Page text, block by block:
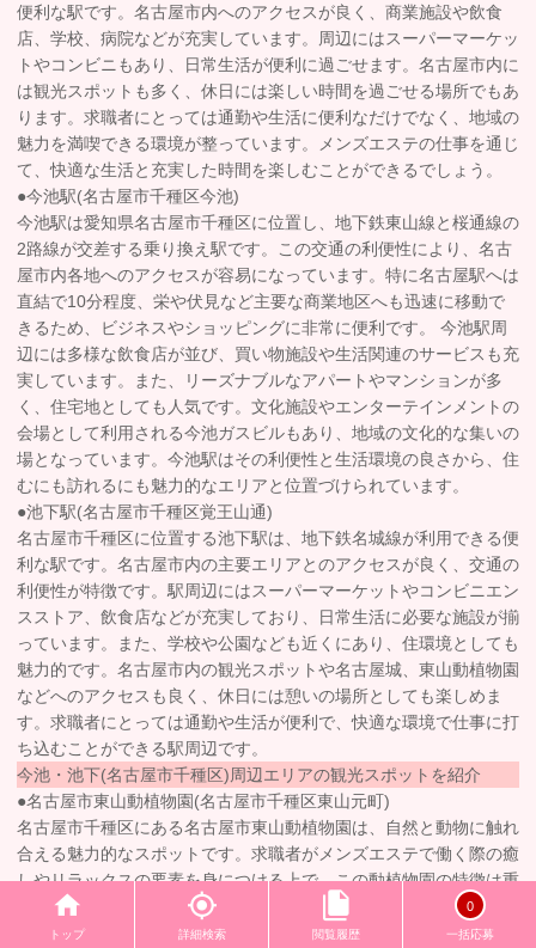
便利な駅です。名古屋市内へのアクセスが良く、商業施設や飲食
店、学校、病院などが充実しています。周辺にはスーパーマーケッ
トやコンビニもあり、日常生活が便利に過ごせます。名古屋市内に
は観光スポットも多く、休日には楽しい時間を過ごせる場所でもあ
ります。求職者にとっては通勤や生活に便利なだけでなく、地域の
魅力を満喫できる環境が整っています。メンズエステの仕事を通じ
て、快適な生活と充実した時間を楽しむことができるでしょう。
●今池駅(名古屋市千種区今池)
今池駅は愛知県名古屋市千種区に位置し、地下鉄東山線と桜通線の
2路線が交差する乗り換え駅です。この交通の利便性により、名古
屋市内各地へのアクセスが容易になっています。特に名古屋駅へは
直結で10分程度、栄や伏見など主要な商業地区へも迅速に移動で
きるため、ビジネスやショッピングに非常に便利です。 今池駅周
辺には多様な飲食店が並び、買い物施設や生活関連のサービスも充
実しています。また、リーズナブルなアパートやマンションが多
く、住宅地としても人気です。文化施設やエンターテインメントの
会場として利用される今池ガスビルもあり、地域の文化的な集いの
場となっています。今池駅はその利便性と生活環境の良さから、住
むにも訪れるにも魅力的なエリアと位置づけられています。
●池下駅(名古屋市千種区覚王山通)
名古屋市千種区に位置する池下駅は、地下鉄名城線が利用できる便
利な駅です。名古屋市内の主要エリアとのアクセスが良く、交通の
利便性が特徴です。駅周辺にはスーパーマーケットやコンビニエン
スストア、飲食店などが充実しており、日常生活に必要な施設が揃
っています。また、学校や公園なども近くにあり、住環境としても
魅力的です。名古屋市内の観光スポットや名古屋城、東山動植物園
などへのアクセスも良く、休日には憩いの場所としても楽しめま
す。求職者にとっては通勤や生活が便利で、快適な環境で仕事に打
ち込むことができる駅周辺です。
今池・池下(名古屋市千種区)周辺エリアの観光スポットを紹介
●名古屋市東山動植物園(名古屋市千種区東山元町)
名古屋市千種区にある名古屋市東山動植物園は、自然と動物に触れ
合える魅力的なスポットです。求職者がメンズエステで働く際の癒
しやリラックスの要素を身につける上で、この動植物園の特徴は重
要です。園内には多種多様な動物たちが生息し、自然の中で心地よ
い時間を過ごすことができます。動物たちの姿や動きは癒しを提供
トップ 詳細検索 閲覧履歴
0
一括応募